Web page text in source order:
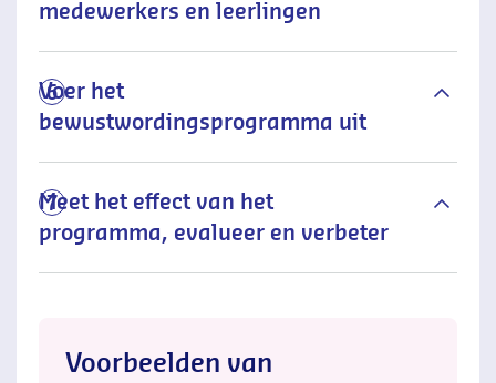
medewerkers en leerlingen
6
Voer het
bewustwordingsprogramma uit
7
Meet het effect van het
programma, evalueer en verbeter
Voorbeelden van